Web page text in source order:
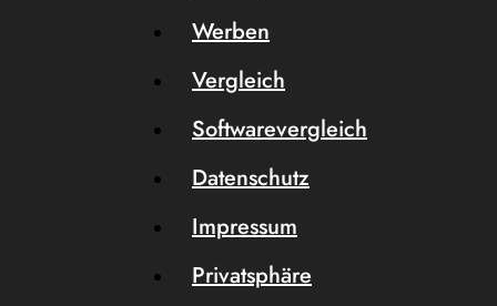
Werben
Vergleich
Softwarevergleich
Datenschutz
Impressum
Privatsphäre